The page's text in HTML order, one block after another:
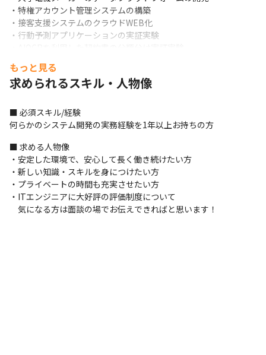
・特権アカウント管理システムの構築
・接客支援システムのクラウドWEB化
・行動予測アプリケーションの実証実験
＜キャリア支援＞
資格取得支援制度…受験費用負担、祝い金あり
・eラーニング
・TOEIC団体受験割引
・オンライン英会話
＜主な開発実績＞
【事例1】
■概要
・大手通信キャリアの公式サイトや社内専用サイトなどで使用さ
れているFAQ機能
・直営店やコールセンター、家電量販などで導入されている接客
もっと見る
求められるスキル・人物像
■ 必須スキル/経験
何らかのシステム開発の実務経験を1年以上お持ちの方
■ 求める人物像
・安定した環境で、安心して長く働き続けたい方
・新しい知識・スキルを身につけたい方
・プライベートの時間も充実させたい方
・ITエンジニアに大好評の評価制度について
気になる方は面談の場でお伝えできればと思います！